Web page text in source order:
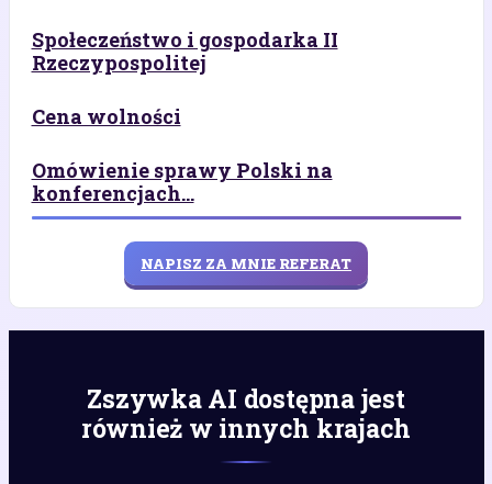
Społeczeństwo i gospodarka II
Rzeczypospolitej
Cena wolności
Omówienie sprawy Polski na
konferencjach...
NAPISZ ZA MNIE REFERAT
Zszywka AI dostępna jest
również w innych krajach